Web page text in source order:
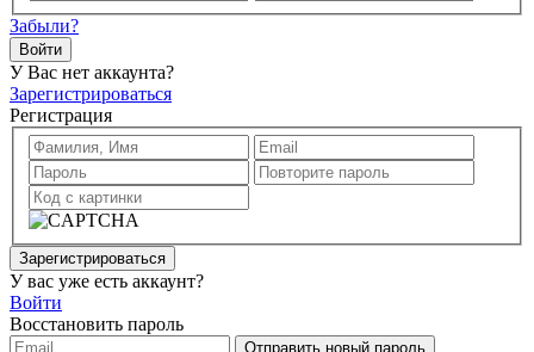
Забыли?
Войти
У Вас нет аккаунта?
Зарегистрироваться
Регистрация
Зарегистрироваться
У вас уже есть аккаунт?
Войти
Восстановить пароль
Отправить новый пароль